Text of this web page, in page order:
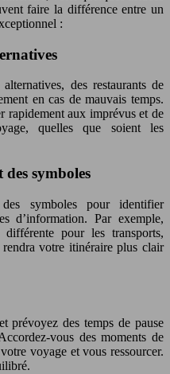
faire la différence entre un
:
des restaurants de
en cas de mauvais temps.
rapidement aux imprévus et de
quelles que soient les
des symboles
symboles pour identifier
d’information. Par exemple,
pour les transports,
votre itinéraire plus clair
prévoyez des temps de pause
vous des moments de
voyage et vous ressourcer.